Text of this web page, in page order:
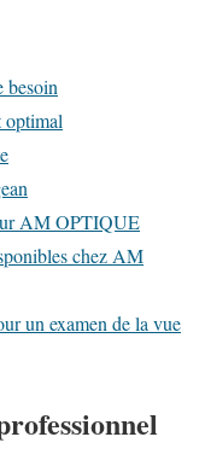
besoin
optimal
AM OPTIQUE
chez AM
un examen de la vue